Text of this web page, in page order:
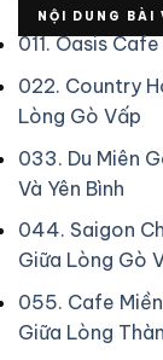
NỘI DUNG BÀI
011. Oasis
022. Country
Lòng Gò Vấp
033. Du Miên
Và Yên Bình
044. Saigon
Giữa Lòng Gò
055. Cafe
Giữa Lòng